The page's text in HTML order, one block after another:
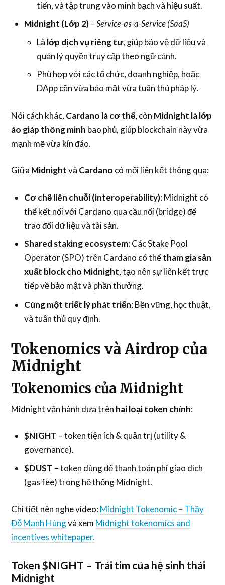
tiến, và tập trung vào minh bạch và hiệu suất.
Midnight (Lớp 2)–Service-as-a-Service (SaaS)
Là lớp dịch vụ riêng tư, giúp bảo vệ dữ liệu và
quản lý quyền truy cập theo ngữ cảnh.
Phù hợp với các tổ chức, doanh nghiệp, hoặc
DApp cần vừa bảo mật vừa tuân thủ pháp lý.
Nói cách khác, Cardano là cơ thể, còn Midnight là lớp
áo giáp thông minh bao phủ, giúp blockchain này vừa
mạnh mẽ vừa kín đáo.
Giữa Midnightvà Cardano có mối liên kết thông qua:
Cơ chế liên chuỗi (interoperability): Midnight có
thể kết nối với Cardano qua cầu nối (bridge) để
trao đổi dữ liệu và tài sản.
Shared staking ecosystem: Các Stake Pool
Operator (SPO) trên Cardano có thểtham gia sản
xuất block cho Midnight, tạo nên sự liên kết trực
tiếp về bảo mật và phần thưởng.
Cùng một triết lý phát triển: Bền vững, học thuật,
và tuân thủ quy định.
Tokenomics và Airdrop của
Midnight
Tokenomics của Midnight
Midnight vận hành dựa trên hai loại token chính:
$NIGHT – token tiện ích & quản trị (utility &
governance).
$DUST – token dùng để thanh toán phí giao dịch
(gas fee) trong hệ thống Midnight.
Chi tiết nên nghe video:Midnight Tokenomic – Thầy
Đỗ Mạnh Hùngvà xem Midnight tokenomics and
incentives whitepaper.
Token $NIGHT – Trái tim của hệ sinh thái
Midnight